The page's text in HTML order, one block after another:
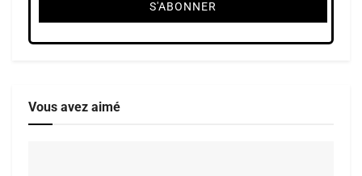
Vous avez aimé